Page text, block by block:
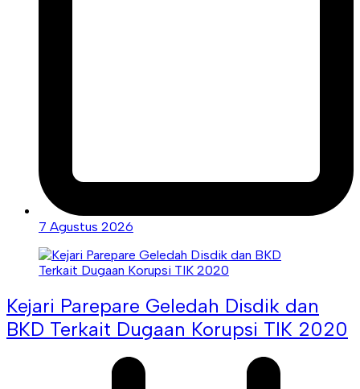
7 Agustus 2026
Kejari Parepare Geledah Disdik dan
BKD Terkait Dugaan Korupsi TIK 2020